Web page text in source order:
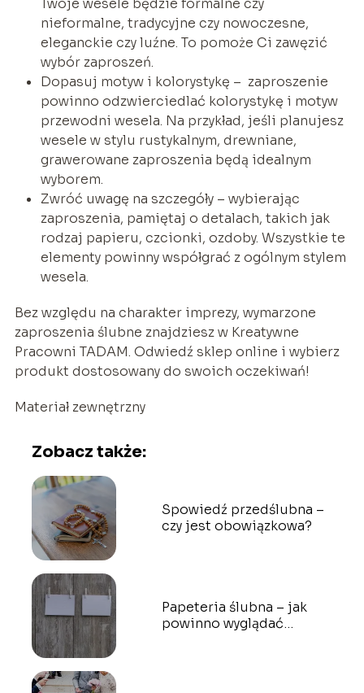
nieformalne, tradycyjne czy nowoczesne,
eleganckie czy luźne. To pomoże Ci zawęzić
wybór zaproszeń.
Dopasuj motyw i kolorystykę – zaproszenie
powinno odzwierciedlać kolorystykę i motyw
przewodni wesela. Na przykład, jeśli planujesz
wesele w stylu rustykalnym, drewniane,
grawerowane zaproszenia będą idealnym
wyborem.
Zwróć uwagę na szczegóły – wybierając
zaproszenia, pamiętaj o detalach, takich jak
rodzaj papieru, czcionki, ozdoby. Wszystkie te
elementy powinny współgrać z ogólnym stylem
wesela.
Bez względu na charakter imprezy, wymarzone
zaproszenia ślubne znajdziesz w Kreatywne
Pracowni TADAM. Odwiedź sklep online i wybierz
produkt dostosowany do swoich oczekiwań!
Materiał zewnętrzny
Zobacz także:
Spowiedź przedślubna –
czy jest obowiązkowa?
Papeteria ślubna – jak
powinno wyglądać